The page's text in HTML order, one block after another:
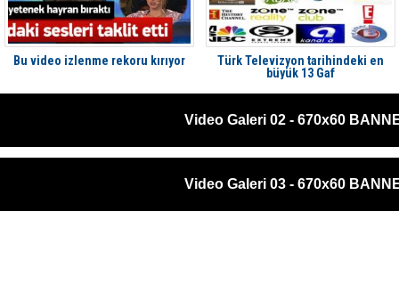
Bu video izlenme rekoru kırıyor
Türk Televizyon tarihindeki en
büyük 13 Gaf
Video Galeri 02 - 670x60
Video Galeri 03 - 670x60